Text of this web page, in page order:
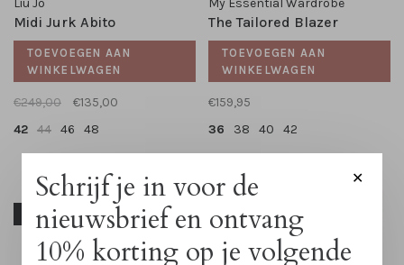
Liu Jo
Midi Jurk Abito
TOEVOEGEN AAN
WINKELWAGEN
€249,00
€135,00
42 44 46 48
My Essential Wardrobe
The Tailored Blazer
TOEVOEGEN AAN
WINKELWAGEN
€159,95
36
38 40 42
-56% -41%
✕
Schrijf je in voor de
nieuwsbrief en ontvang
10% korting op je volgende